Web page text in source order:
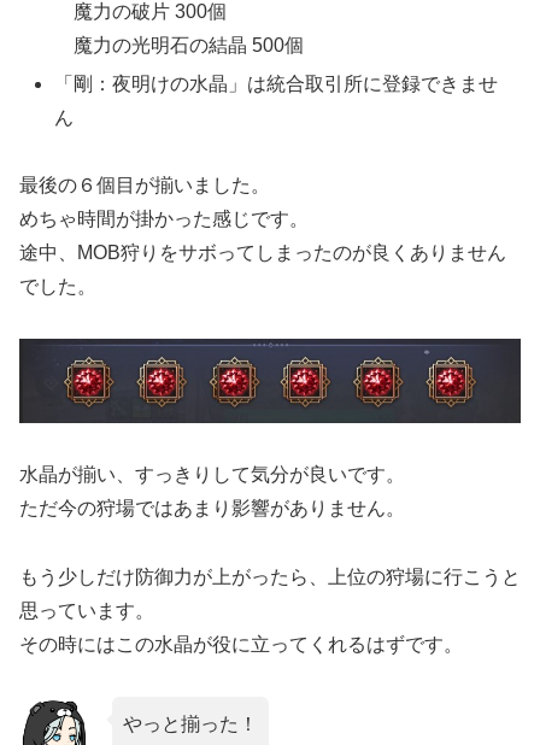
魔力の破片 300個
魔力の光明石の結晶 500個
「剛：夜明けの水晶」は統合取引所に登録できませ
ん
最後の６個目が揃いました。
めちゃ時間が掛かった感じです。
途中、MOB狩りをサボってしまったのが良くありません
でした。
水晶が揃い、すっきりして気分が良いです。
ただ今の狩場ではあまり影響がありません。
もう少しだけ防御力が上がったら、上位の狩場に行こうと
思っています。
その時にはこの水晶が役に立ってくれるはずです。
やっと揃った！